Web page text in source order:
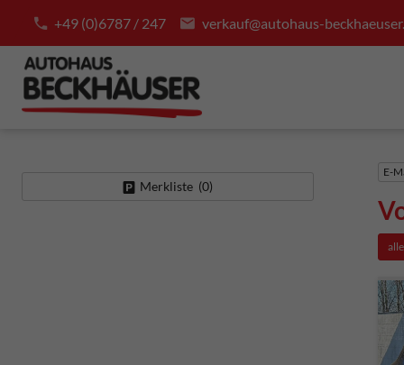
+49 (0)6787 / 247 verkauf@autohaus-
E-
alle
Merkliste (0)